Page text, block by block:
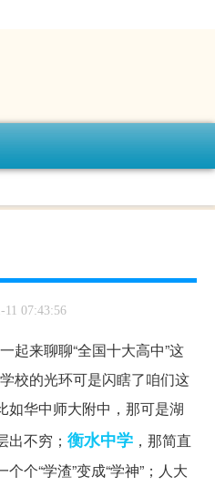
11 07:43:56
起来聊聊“全国十大高中”这
校的光环可是闪瞎了咱们这
如华中师大附中，那可是湖
出不穷； 衡水中学 ，那简直
个“学渣”变成“学神”；人大